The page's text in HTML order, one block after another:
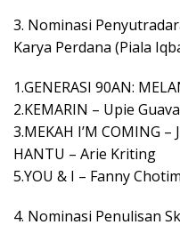
3. Nominasi
Karya Perdana (Piala
1.GENERASI 90AN:
2.KEMARIN – Upie Guava
3.MEKAH I’M COMING
HANTU – Arie Kriting
5.YOU & I – Fanny
4. Nominasi Penulisan